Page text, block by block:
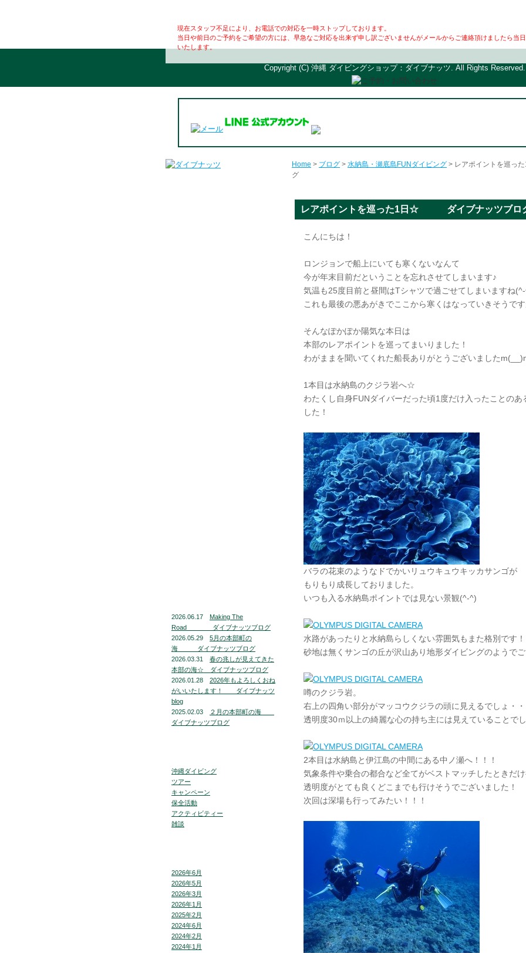
現在スタッフ不足により、お電話での対応を一時ストップしております。
当日や前日のご予約をご希望の方には、早急なご対応を出来ず申し訳ございませんがメールからご連絡頂けましたら当
いたします。
2026.06.17
Making The
Road ダイブナッツブログ
2026.05.29
5月の本部町の
海 ダイブナッツブログ
2026.03.31
春の兆しが見えてきた
本部の海☆ ダイブナッツブログ
2026.01.28
2026年もよろしくおね
がいいたします！ ダイブナッツ
blog
2025.02.03
２月の本部町の海
ダイブナッツブログ
沖縄ダイビング
ツアー
キャンペーン
保全活動
アクティビティー
雑談
2026年6月
2026年5月
2026年3月
2026年1月
2025年2月
2024年6月
2024年2月
2024年1月
Home > ブログ > 水納島・瀬底島FUNダイビング > レアポイントを巡
グ
レアポイントを巡った1日☆ ダイブナッツブロ
こんにちは！
ロンジョンで船上にいても寒くないなんて
今が年末目前だということを忘れさせてしまいます♪
気温も25度目前と昼間はTシャツで過ごせてしまいますね
これも最後の悪あがきでここから寒くはなっていきそうで
そんなぽかぽか陽気な本日は
本部のレアポイントを巡ってまいりました！
わがままを聞いてくれた船長ありがとうございました
1本目は水納島のクジラ岩へ☆
わたくし自身FUNダイバーだった頃1度だけ入ったことのあ
した！
バラの花束のようなドでかいリュウキュウキッカサンゴが
もりもり成長しておりました。
いつも入る水納島ポイントでは見ない景観(^-^)
水路があったりと水納島らしくない雰囲気もまた格別です！
砂地は無くサンゴの丘が沢山あり地形ダイビングのようで
噂のクジラ岩。
右上の四角い部分がマッコウクジラの頭に見えるでしょ・
透明度30ｍ以上の綺麗な心の持ち主には見えていることで
2本目は水納島と伊江島の中間にある中ノ瀬へ！！！
気象条件や乗合の都合など全てがベストマッチしたときだ
透明度がとても良くどこまでも行けそうでございました！
次回は深場も行ってみたい！！！
Copyright (C) 沖縄 ダイビングショップ：ダイブナッツ. All Rights Reserved.